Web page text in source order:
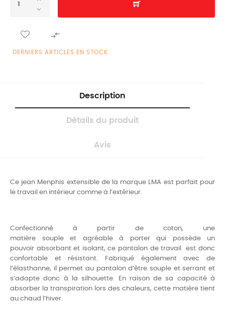

DERNIERS ARTICLES EN STOCK
Description
Détails du produit
Avis
Ce jean Menphis extensible de la marque LMA est parfait pour
le travail en intérieur comme à l’extérieur.
Confectionné à partir de coton, une
matière souple et agréable à porter qui possède un
pouvoir absorbant et isolant, ce pantalon de travail est donc
confortable et résistant. Fabriqué également avec de
l’élasthanne, il permet au pantalon d’être souple et serrant et
s’adapte donc à la silhouette. En raison de sa capacité à
absorber la transpiration lors des chaleurs, cette matière tient
au chaud l’hiver.